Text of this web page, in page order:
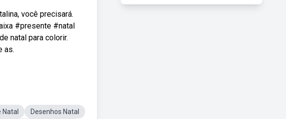
você precisará.
#presente #natal
natal para colorir.
as.
Desenhos Natal